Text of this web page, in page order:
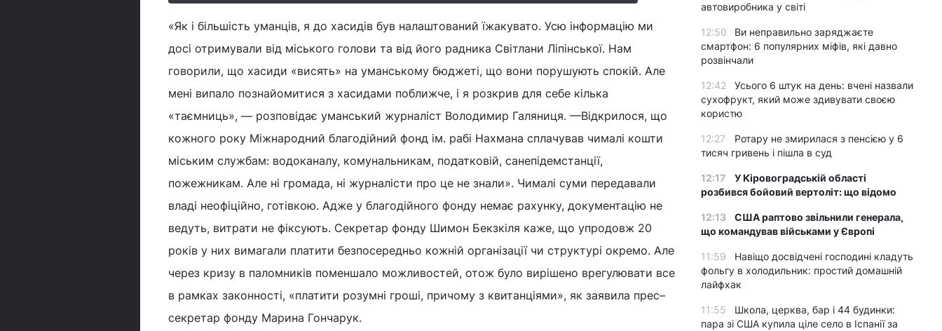
«Як і більшість уманців, я до хасидів був налаштований їжакувато. Усю інформацію ми
досі отримували від міського голови та від його радника Світлани Ліпінської. Нам
говорили, що хасиди «висять» на уманському бюджеті, що вони порушують спокій. Але
мені випало познайомитися з хасидами поближче, і я розкрив для себе кілька
«таємниць», — розповідає уманський журналіст Володимир Галяниця. —Відкрилося, що
кожного року Міжнародний благодійний фонд ім. рабі Нахмана сплачував чималі кошти
міським службам: водоканалу, комунальникам, податковій, санепідемстанції,
пожежникам. Але ні громада, ні журналісти про це не знали». Чималі суми передавали
владі неофіційно, готівкою. Адже у благодійного фонду немає рахунку, документацію не
ведуть, витрати не фіксують. Секретар фонду Шимон Бекзкіля каже, що упродовж 20
років у них вимагали платити безпосередньо кожній організації чи структурі окремо. Але
через кризу в паломників поменшало можливостей, отож було вирішено врегулювати все
в рамках законності, «платити розумні гроші, причому з квитанціями», як заявила прес–
секретар фонду Марина Гончарук.
автовиробника у світі
12:50
Ви неправильно заряджаєте
смартфон: 6 популярних міфів, які давно
розвінчали
12:42
Усього 6 штук на день: вчені назвали
сухофрукт, який може здивувати своєю
користю
12:27
Ротару не змирилася з пенсією у 6
тисяч гривень і пішла в суд
12:17
У Кіровоградській області
розбився бойовий вертоліт: що відомо
12:13
США раптово звільнили генерала,
що командував військами у Європі
11:59
Навіщо досвідчені господині кладуть
фольгу в холодильник: простий домашній
лайфхак
11:55
Школа, церква, бар і 44 будинки:
пара зі США купила ціле село в Іспанії за